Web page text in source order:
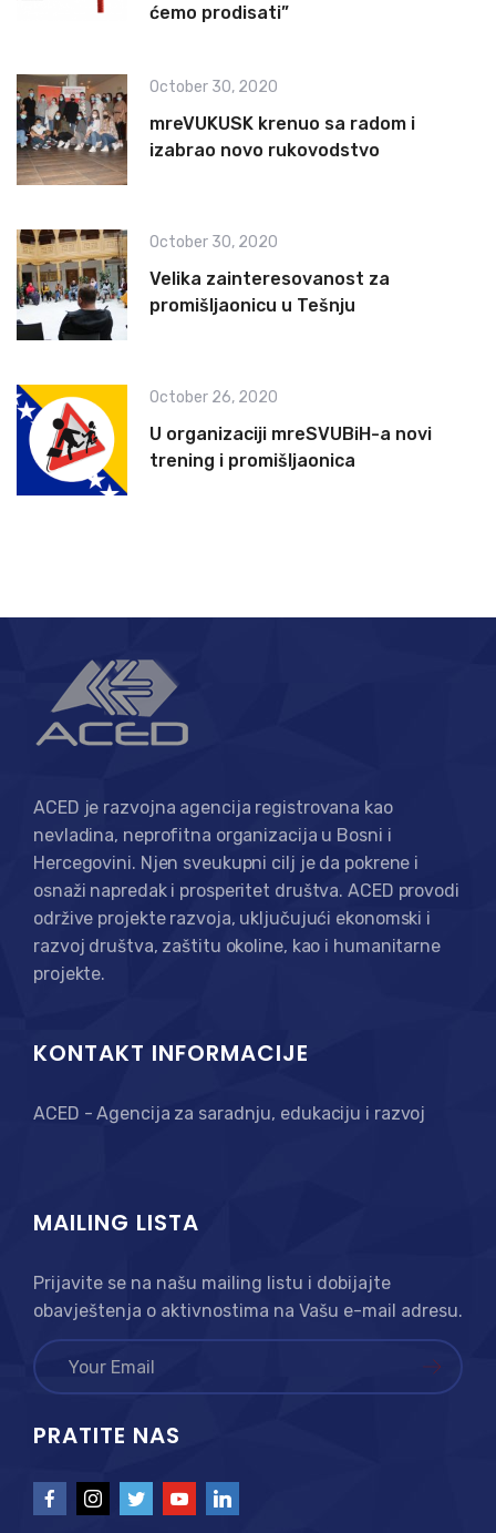
ćemo prodisati”
October 30, 2020
mreVUKUSK krenuo sa radom i
izabrao novo rukovodstvo
October 30, 2020
Velika zainteresovanost za
promišljaonicu u Tešnju
October 26, 2020
U organizaciji mreSVUBiH-a novi
trening i promišljaonica
ACED je razvojna agencija registrovana kao
nevladina, neprofitna organizacija u Bosni i
Hercegovini. Njen sveukupni cilj je da pokrene i
osnaži napredak i prosperitet društva. ACED provodi
održive projekte razvoja, uključujući ekonomski i
razvoj društva, zaštitu okoline, kao i humanitarne
projekte.
KONTAKT INFORMACIJE
ACED - Agencija za saradnju, edukaciju i razvoj
MAILING LISTA
Prijavite se na našu mailing listu i dobijajte
obavještenja o aktivnostima na Vašu e-mail adresu.
PRATITE NAS